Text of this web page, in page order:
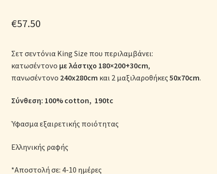
Ολοκλήρωση παραγγελίας
Παπλωματοθήκες
€57.50
Σετ σεντόνια King Size που περιλαμβάνει:
κατωσέντονο με λάστιχο 180×200+30cm,
πανωσέντονο 240x280cm και 2 μαξιλαροθήκες50x70cm.
Σύνθεση: 100% cotton, 190tc
Ύφασμα εξαιρετικής ποιότητας
Ελληνικής ραφής
*Αποστολή σε: 4-10 ημέρες